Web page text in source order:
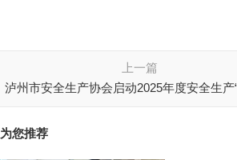
上一篇
泸州市安全生产协会启动2025年度安全生产
为您推荐